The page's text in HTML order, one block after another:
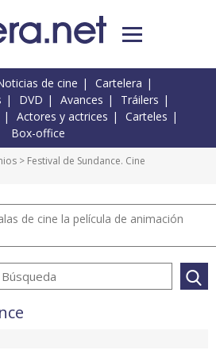
de cine
Cartelera
DVD Avances
Tráilers
Actores y actrices
Carteles
Box-office
> Festival de Sundance. Cine
de cine la película de animación